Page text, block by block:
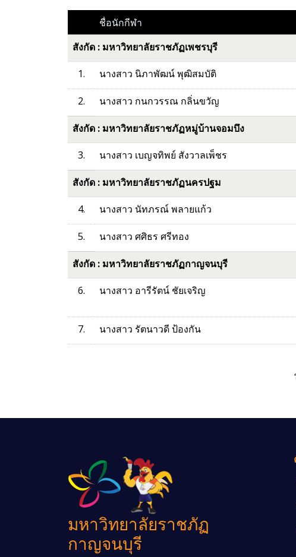
ชื่อนักกีฬา
สังกัด : มหาวิทยาลัยราชภัฏเพชรบุรี
1. นางสาว นิภาพัฒน์ พุฒิสมบัติ
2. นางสาว กนกวรรณ กลิ่นขวัญ
สังกัด : มหาวิทยาลัยราชภัฏหมู่บ้านจอมบึง
3. นางสาว เบญจทิพย์ สังวาลเพ็ชร
สังกัด : มหาวิทยาลัยราชภัฏนครปฐม
4. นางสาว นัทภรณ์ พลายแก้ว
5. นางสาว ศศิธร ศรีทอง
สังกัด : มหาวิทยาลัยราชภัฏกาญจนบุรี
6. นางสาว อารีรัตน์ ชัยเจริญ
7.
นางสาว รัตนาวดี ป้องกัน
มหาวิทยาลัยราชภัฏ
กาญจนบุรี